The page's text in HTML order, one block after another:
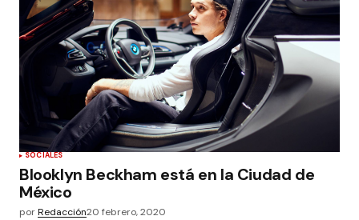
SOCIALES
Blooklyn Beckham está en la Ciudad de
México
porRedacción20 febrero, 2020